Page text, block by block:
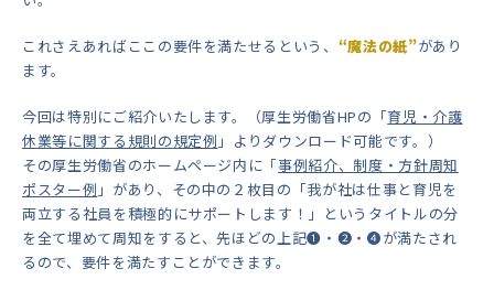
これさえあればここの要件を満たせるという、 “魔法の紙”があり
ます。
今回は特別にご紹介いたします。（厚生労働省HPの「育児・介護
休業等に関する規則の規定例 」よりダウンロード可能です。）
その厚生労働省のホームページ内に「事例紹介、制度・方針周知
ポスター例 」があり、その中の２枚目の「我が社は仕事と育児を
両立する社員を積極的にサポートします！」というタイトルの分
を全て埋めて周知をすると、先ほどの上記❶・❷・❹が満たされ
るので、要件を満たすことができます。